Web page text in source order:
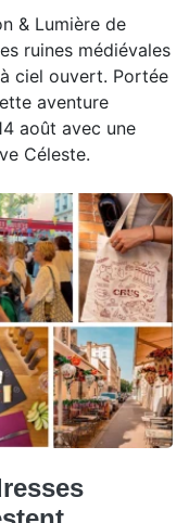
& Lumière de
ruines médiévales
ciel ouvert. Portée
aventure
août avec une
Céleste.